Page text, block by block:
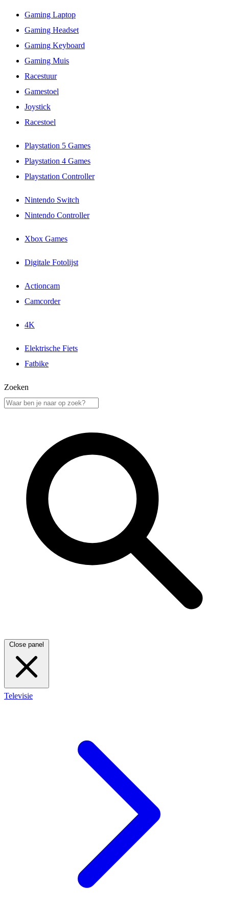
Gaming Laptop
Gaming Headset
Gaming Keyboard
Gaming Muis
Racestuur
Gamestoel
Joystick
Racestoel
Playstation 5 Games
Playstation 4 Games
Playstation Controller
Nintendo Switch
Nintendo Controller
Xbox Games
Digitale Fotolijst
Actioncam
Camcorder
4K
Elektrische Fiets
Fatbike
Zoeken
Close panel
Televisie